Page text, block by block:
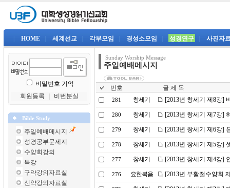
HOME 세계선교 각부모임 경성소모임 성경연구 사진자
비밀번호 기억
회원등록
비번분실
Bible Study
주일예배메시지
성경공부문제지
수양회강의
특강
구약강의자료실
신약강의자료실
Sunday Worship Message
주일예배메시지
번호 글 제 목
281 창세기 [2013년 창세기 제8강]
280 창세기 [2013년 창세기 제7강]
279 창세기 [2013년 창세기 제6강]
278 창세기 [2013년 창세기 제5강]
277 창세기 [2013년 창세기 제4강]
276 요한복음 [2013년 부활절수양회